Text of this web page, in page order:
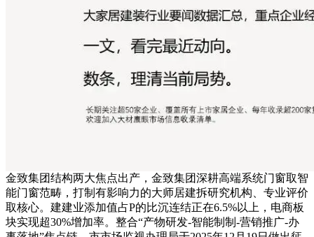
金致集团结构两大焦点出产，金致集团深耕高端系统门窗取智
能门窗范畴，打制有影响力的大师居建拆研究机构、专业评价
取核心。建建业添加值占P的比沉连结正在6.5%以上，电商板
块实现超30%增加率。整合“产物研发-智能制制-营销推广-办